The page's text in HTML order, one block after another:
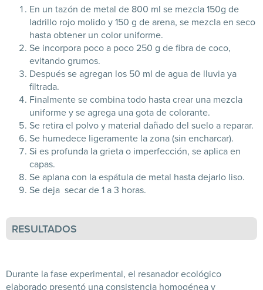
En un tazón de metal de 800 ml se mezcla 150g de
ladrillo rojo molido y 150 g de arena, se mezcla en seco
hasta obtener un color uniforme.
Se incorpora poco a poco 250 g de fibra de coco,
evitando grumos.
Después se agregan los 50 ml de agua de lluvia ya
filtrada.
Finalmente se combina todo hasta crear una mezcla
uniforme y se agrega una gota de colorante.
Se retira el polvo y material dañado del suelo a reparar.
Se humedece ligeramente la zona (sin encharcar).
Si es profunda la grieta o imperfección, se aplica en
capas.
Se aplana con la espátula de metal hasta dejarlo liso.
Se deja secar de 1 a 3 horas.
RESULTADOS
Durante la fase experimental, el resanador ecológico
elaborado presentó una consistencia homogénea y